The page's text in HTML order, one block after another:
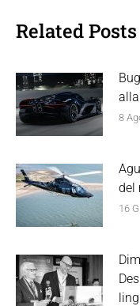
Related Posts
8
del
16